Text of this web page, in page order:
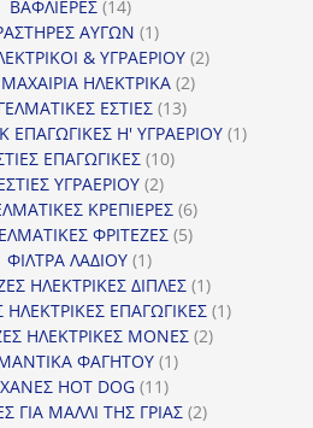
ΒΑΦΛΙΕΡΕΣ 1414
προϊόντα
ΑΥΓΩΝ 11
προϊόν
& ΥΓΡΑΕΡΙΟΥ 22
ΗΛΕΚΤΡΙΚΑ 22
ΕΣΤΙΕΣ 1313
προϊόντα
ΕΠΑΓΩΓΙΚΕΣ Η' ΥΓΡΑΕΡΙΟΥ 11
ΕΠΑΓΩΓΙΚΕΣ 1010
ΥΓΡΑΕΡΙΟΥ 22
προϊόντα
ΚΡΕΠΙΕΡΕΣ 66
προϊόντα
ΦΡΙΤΕΖΕΣ 55
ΦΙΛΤΡΑ ΛΑΔΙΟΥ 11
προϊόν
ΗΛΕΚΤΡΙΚΕΣ ΔΙΠΛΕΣ 11
προϊόν
ΗΛΕΚΤΡΙΚΕΣ ΕΠΑΓΩΓΙΚΕΣ 11
ΗΛΕΚΤΡΙΚΕΣ ΜΟΝΕΣ 22
ΦΑΓΗΤΟΥ 11
HOT DOG 1111
προϊόντα
ΓΙΑ ΜΑΛΛΙ ΤΗΣ ΓΡΙΑΣ 22